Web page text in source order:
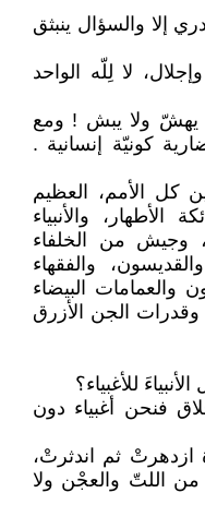
إلا والسؤال ينبثق
لا لِلّه الواحد
يهشّ ولا يبش ! ومع
كونيّة إنسانية .
كل الأمم، العظيم
الأطهار، والأنبياء
وجيش من الخلفاء
والفقهاء
والعمامات البيضاء
الجن الأزرق
للأغبياء؟
فنحن أغبياء دون
ازدهرتْ ثم اندثرتْ،
اللتّ والعجْن ولا